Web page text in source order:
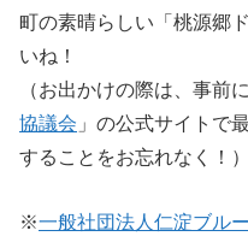
町の素晴らしい「桃源郷
いね！
（お出かけの際は、事前に
協議会 」の公式サイトで
することをお忘れなく！）
※一般社団法人仁淀ブル